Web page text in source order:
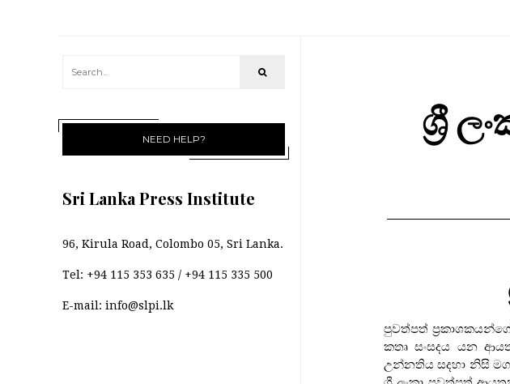
NEED HELP?
Sri Lanka Press Institute
96, Kirula Road, Colombo 05, Sri Lanka.
Tel: +94 115 353 635 / +94 115 335 500
E-mail: info@slpi.lk
ශ්‍රී
පුවත්පත්
කතෘ සංසදය යන
උන්නතිය සදහා නිසි